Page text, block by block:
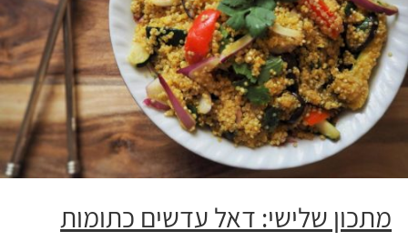
מתכון שלישי: דאל עדשים כתומות